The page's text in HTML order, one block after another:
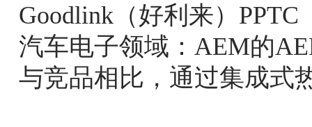
Goodlink（好利来）
汽车电子领域：AEM的
与竞品相比，通过集成式